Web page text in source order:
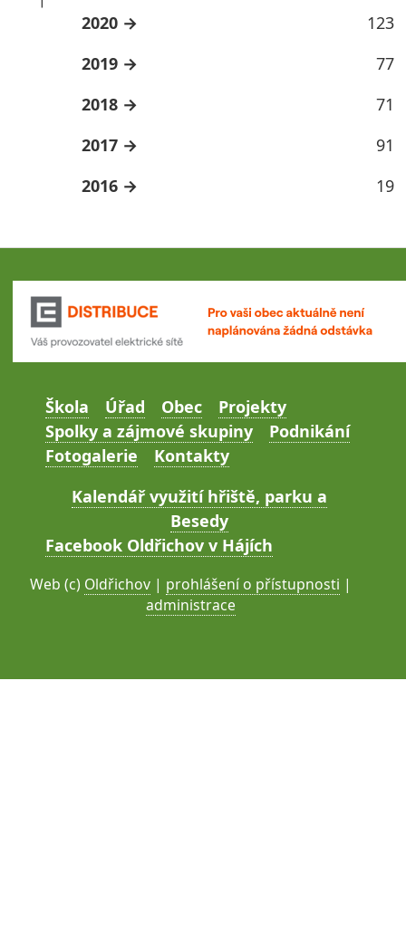
2020
123
2019
77
2018
71
2017
91
2016
19
Škola Úřad Obec
Projekty
Spolky a zájmové skupiny
Podnikání
Fotogalerie
Kontakty
Kalendář využití hřiště, parku a
Besedy
Facebook Oldřichov v Hájích
Web (c) Oldřichov | prohlášení o přístupnosti |
administrace